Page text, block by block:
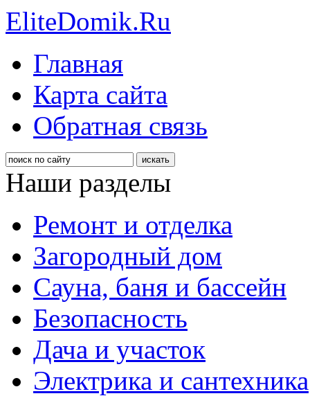
EliteDomik.Ru
Главная
Карта сайта
Обратная связь
Наши разделы
Ремонт и отделка
Загородный дом
Сауна, баня и бассейн
Безопасность
Дача и участок
Электрика и сантехника